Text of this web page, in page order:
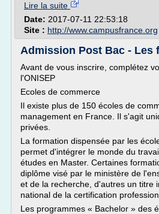
Lire la suite
Date: 2017-07-11 22:53:18
Site : http://www.campusfrance.org
Admission Post Bac - Les
Avant de vous inscrire, complétez
l'ONISEP
Ecoles de commerce
Il existe plus de 150 écoles de
management en France. Il s'agit
privées.
La formation dispensée par les
permet d'intégrer le monde du
études en Master. Certaines
diplôme visé par le ministère de
et de la recherche, d'autres un titre
national de la certification
Les programmes « Bachelor » des